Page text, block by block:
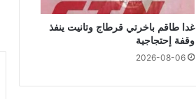
غدا طاقم باخرتي قرطاج وتانيت ينفذ
وقفة إحتجاجية
2026-08-06